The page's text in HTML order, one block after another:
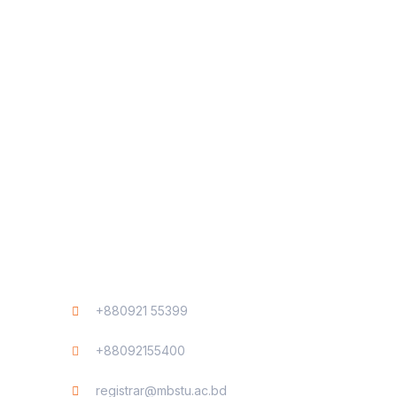
+880921 55399
+88092155400
registrar@mbstu.ac.bd